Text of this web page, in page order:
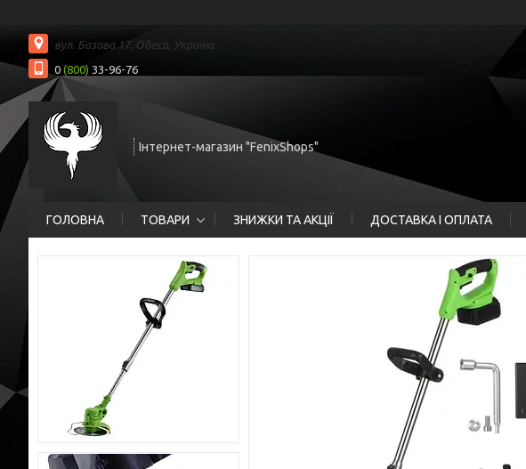
вул. Базова 17, Одеса, Україна
0 (800) 33-96-76
Інтернет-магазин "FenixShops"
ГОЛОВНА ТОВАРИ ЗНИЖКИ ТА АКЦІЇ ДОСТАВКА І ОПЛАТА